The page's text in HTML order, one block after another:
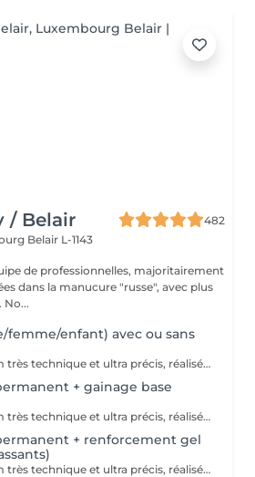
/ Belair
482
Belair L-1143
de professionnelles, majoritairement
dans la manucure "russe", avec plus
de 10 ans d'expérience. No...
femme/enfant) avec ou sans
Soin complet premium très technique et ultra précis, réalisé principalement à la ponceuse afin d'obtenir un contour d'ongle parfaitement net et une application du vernis au plus près, voire légèrement sous la cuticule. Cette technique permet de retarder visuellement la repousse d'environ 10 jours. Résultat visuel : -Ongles extrêmement soignés, contours nets, forme impeccable -Effet Instagram / photo studio : propre, précis, sans petites peaux apparentes Contenu de la prestation : -Dépose de l'ancien vernis semi-permanent et/ou gel (si besoin, choisissez dans cet écran svp cette option de réservation) -Préparation très minutieuse de la plaque de l'ongle -Elimination des peaux mortes -Façonner et limer les ongles -Traitement délicat des cuticules -Application d'un vernis simple transparent (si vous le souhaitez) OU application de votre propre vernis simple (si besoin, choisissez dans cet écran svp cette option de réservation) -Application d'huile pour cuticules et de crème pour les mains
+ gainage base
Soin complet premium très technique et ultra précis, réalisé principalement à la ponceuse afin d'obtenir un contour d'ongle parfaitement net et une application du vernis au plus près, voire légèrement sous la cuticule. Cette technique permet de retarder visuellement la repousse d'environ 10 jours. Résultat visuel : -Ongles extrêmement soignés, contours nets, forme impeccable -Effet Instagram / photo studio : propre, précis, sans petites peaux apparentes Nous incluons un gainage en base, conseillé pour les ongles courts et en bon état. Une solution idéale pour des ongles impeccables et durables : -Tenue moyenne : Jusqu'à 4 semaines !!!! Contenu de la prestation -> 80€ : -Dépose de l'ancien vernis semi-permanent et/ou gel (si besoin, déjà inclus dans ce prix/service) -Préparation très minutieuse de la plaque de l'ongle -Elimination des peaux mortes -Façonner et limer les ongles -Traitement délicat des cuticules -Gainage en base -Application du vernis semi-permanent -Application d'huile pour cuticules et de crème pour les mains Optionnel : -Prix par ongle pour extension jusqu'à 5 ongles (réservez svp "AVEC décoration simple" dans ce cas) +3€ par ongle -Prix par ongle pour décoration jusqu'à 5 ongles (réservez svp "AVEC décoration simple" dans ce cas) +3€ par ongle -Prix pour décoration simple (French, Chrome, Baby Boomer, Cat Eyes, Stickers, Foil) 6-10 ongles -> +20€ -Prix pour décoration complexe (3D, Dessins à la mains, Stamping, French avec Chrome, Baby Boomer avec Chrome, French avec Cat Eyes) 6-10 ongles -> +30€
+ renforcement gel
Soin complet premium très technique et ultra précis, réalisé principalement à la ponceuse afin d'obtenir un contour d'ongle parfaitement net et une application du vernis au plus près, voire légèrement sous la cuticule. Cette technique permet de retarder visuellement la repousse d'environ 10 jours. Résultat visuel : -Ongles extrêmement soignés, contours nets, forme impeccable -Effet Instagram / photo studio : propre, précis, sans petites peaux apparentes Nous incluons un renforcement en gel, fortement conseillé pour les ongles longs, fragiles ou cassants. Une solution idéale pour des ongles impeccables et durables : -Tenue moyenne : Jusqu'à 4 semaines !!!! Contenu de la prestation -> 95 € : -Dépose de l'ancien vernis semi-permanent et/ou gel (si nécessaire, déjà incluse dans ce prix/service) -Préparation très minutieuse de la plaque de l'ongle -Élimination des peaux mortes -Mise en forme et limage des ongles -Traitement délicat des cuticules -Renforcement en gel -Correction de la forme naturelle des ongles (optionnel, réservez svp "AVEC décoration simple" dans ce cas) -Application du vernis semi-permanent -Application d'huile pour cuticules et de crème pour les mains Optionnel : -Prix par ongle pour extension jusqu'à 5 ongles (réservez svp "AVEC décoration simple" dans ce cas) +3€ par ongle -Prix par ongle pour décoration jusqu'à 5 ongles (réservez svp "AVEC décoration simple" dans ce cas) +3€ par ongle -Prix pour décoration simple (French, Chrome, Baby Boomer, Cat Eyes, Stickers, Foil) 6-10 ongles -> +20€ -Prix pour décoration complexe (3D, Dessins à la mains, Stamping, French avec Chrome, Baby Boomer avec Chrome, French avec Cat Eyes) 6-10 ongles -> +30€